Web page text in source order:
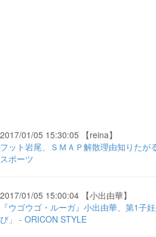
2017/01/05 15:30:05 【reina】
フット岩尾、ＳＭＡＰ解散理由知りたが
スポーツ
2017/01/05 15:00:04 【小出由華】
『ウゴウゴ・ルーガ』小出由華、第1子
び」 - ORICON STYLE